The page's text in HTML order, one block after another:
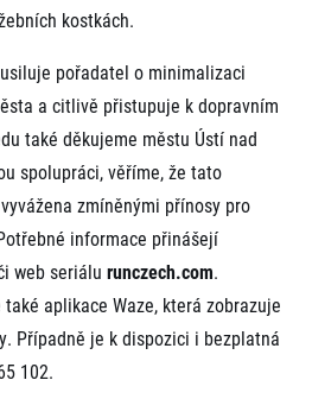
kostkách.
pořadatel o minimalizaci
a citlivě přistupuje k dopravním
také děkujeme městu Ústí nad
spolupráci, věříme, že tato
zmíněnými přínosy pro
informace přinášejí
web seriálu runczech.com.
aplikace Waze, která zobrazuje
Případně je k dispozici i bezplatná
102.